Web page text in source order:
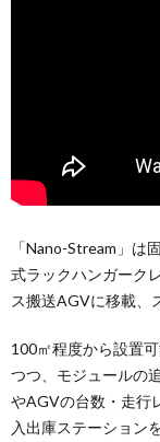
「Nano-Stream」は
式ラックハンガーク
ス搬送AGVに移載、
100㎡程度から設置
つつ、モジュールの
やAGVの台数・走行
入出庫ステーション